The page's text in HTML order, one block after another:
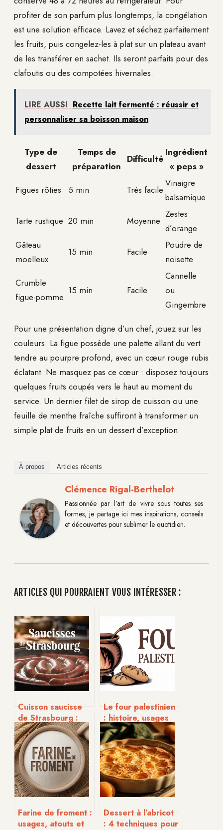
profiter de son parfum plus longtemps, la congélation
est une solution efficace. Lavez et séchez parfaitement
les fruits, puis congelez-les à plat sur un plateau avant
de les transférer en sachet. Ils seront parfaits pour des
clafoutis ou des compotées hivernales.
LIRE AUSSI Recette lait fermenté : réussir et
personnaliser sa boisson maison
Type de
dessert
Temps de
préparation
Difficulté
Ingrédient
« peps »
Figues rôties
5 min Très facile
Vinaigre
balsamique
Tarte rustique 20 min Moyenne
Zestes
d’orange
Gâteau
moelleux
15 min Facile
Poudre de
noisette
Crumble
figue-pomme
15 min Facile
Cannelle
ou
Gingembre
Pour une présentation digne d’un chef, jouez sur les
couleurs. La figue possède une palette allant du vert
tendre au pourpre profond, avec un cœur rouge rubis
éclatant. Ne masquez pas ce cœur : disposez toujours
quelques fruits coupés vers le haut au moment du
service. Un dernier filet de sirop de cuisson ou une
feuille de menthe fraîche suffiront à transformer un
simple plat de fruits en un dessert d’exception.
À propos Articles récents
Clémence Rigal-Berthelot
Passionnée par l’art de vivre sous toutes ses
formes, je partage ici mes inspirations, conseils
et découvertes pour sublimer le quotidien.
ARTICLES QUI POURRAIENT VOUS INTÉRESSER :
Cuisson saucisse
de Strasbourg :
astuces faciles
pour une réussite
parfaite à chaque
fois
Le four palestinien
: histoire, usages
et héritage
culinaire vivant
Farine de froment :
usages, atouts et
Dessert à l’abricot
: 4 techniques pour